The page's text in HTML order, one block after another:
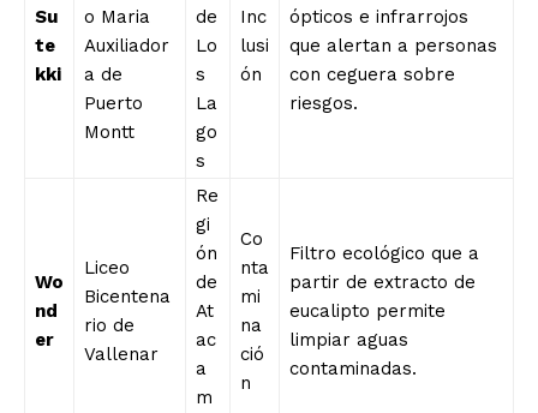
Su
te
kki
o Maria
Auxiliador
a de
Puerto
Montt
de
Lo
s
La
go
s
Inc
lusi
ón
ópticos e infrarrojos
que alertan a personas
con ceguera sobre
riesgos.
Wo
nd
er
Liceo
Bicentena
rio de
Vallenar
Re
gi
ón
de
At
ac
a
m
Co
nta
mi
na
ció
n
Filtro ecológico que a
partir de extracto de
eucalipto permite
limpiar aguas
contaminadas.